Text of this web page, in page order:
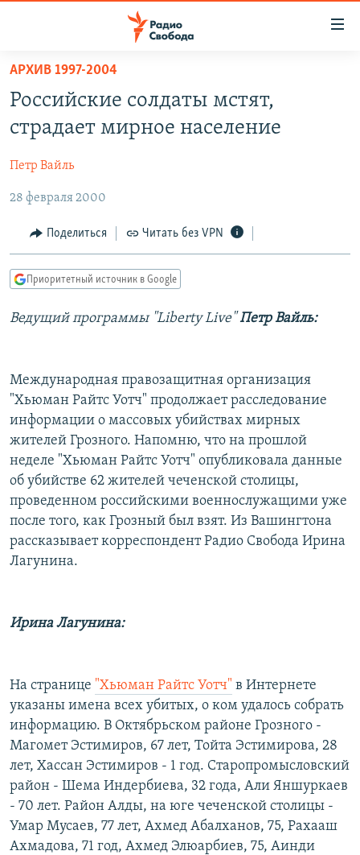
упрощенного
доступа
основному
Вернутся
главной
навигации
Вернутся
поиску
АВТОРСКИЕ ПРОЕКТЫ
ЦИТАТЫ СВОБОДЫ
МНЕНИЯ
КУЛЬТУРА
IDEL.РЕАЛИИ
КАВКАЗ.РЕАЛИИ
СЕВЕР.РЕАЛИИ
РАСПИСАНИЕ ВЕЩАНИЯ
ПОДПИШИТЕСЬ НА РАССЫЛКУ
СОЦИАЛЬНЫЕ СЕТИ
Все сайты РСЕ/РС
АРХИВ 1997-2004
Российские солдаты мстят,
страдает мирное население
Петр Вайль
28 февраля 2000
Поделиться Читать без VPN
Приоритетный источник в Google
Ведущий программы "Liberty Live"Петр Вайль:
Международная правозащитная организация
"Хьюман Райтс Уотч" продолжает расследование
информации о массовых убийствах мирных
жителей Грозного. Напомню, что на прошлой
неделе "Хьюман Райтс Уотч" опубликовала данные
об убийстве 62 жителей чеченской столицы,
проведенном российскими военнослужащими уже
после того, как Грозный был взят. Из Вашингтона
рассказывает корреспондент Радио Свобода Ирина
Лагунина.
Ирина Лагунина:
На странице "Хьюман Райтс Уотч" в Интернете
указаны имена всех убитых, о ком удалось собрать
информацию. В Октябрьском районе Грозного -
Магомет Эстимиров, 67 лет, Тойта Эстимирова, 28
лет, Хассан Эстимиров - 1 год. Старопромысловский
район - Шема Индербиева, 32 года, Али Яншуркаев
- 70 лет. Район Алды, на юге чеченской столицы -
Умар Мусаев, 77 лет, Ахмед Абалханов, 75, Рахааш
Ахмадова, 71 год, Ахмед Элюарбиев, 75, Аинди